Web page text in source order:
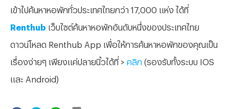
เข้าไปค้นหาหอพักทั่วประเทศไทยกว่า 17,000 แห่ง ได้ที่
Renthub เว็บไซต์ค้นหาหอพักอันดับหนึ่งของประเทศไทย
ดาวน์โหลด Renthub App เพื่อให้การค้นหาหอพักของคุณเป็น
เรื่องง่ายๆ เพียงแค่ปลายนิ้วได้ที่ > คลิก (รองรับทั้งระบบ IOS
และ Android)